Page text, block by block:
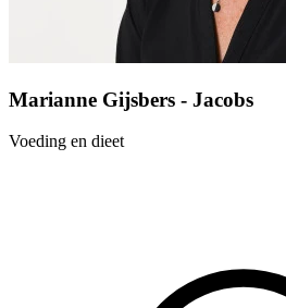
Marianne Gijsbers - Jacobs
Voeding en dieet